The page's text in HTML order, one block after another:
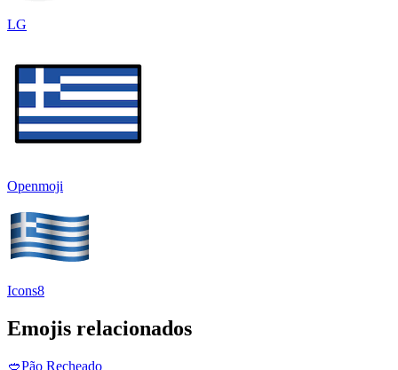
LG
Openmoji
Icons8
Emojis relacionados
🥙Pão Recheado